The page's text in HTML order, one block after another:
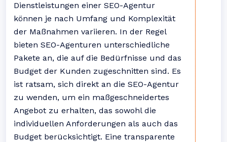
Dienstleistungen einer SEO-Agentur
können je nach Umfang und Komplexität
der Maßnahmen variieren. In der Regel
bieten SEO-Agenturen unterschiedliche
Pakete an, die auf die Bedürfnisse und das
Budget der Kunden zugeschnitten sind. Es
ist ratsam, sich direkt an die SEO-Agentur
zu wenden, um ein maßgeschneidertes
Angebot zu erhalten, das sowohl die
individuellen Anforderungen als auch das
Budget berücksichtigt. Eine transparente